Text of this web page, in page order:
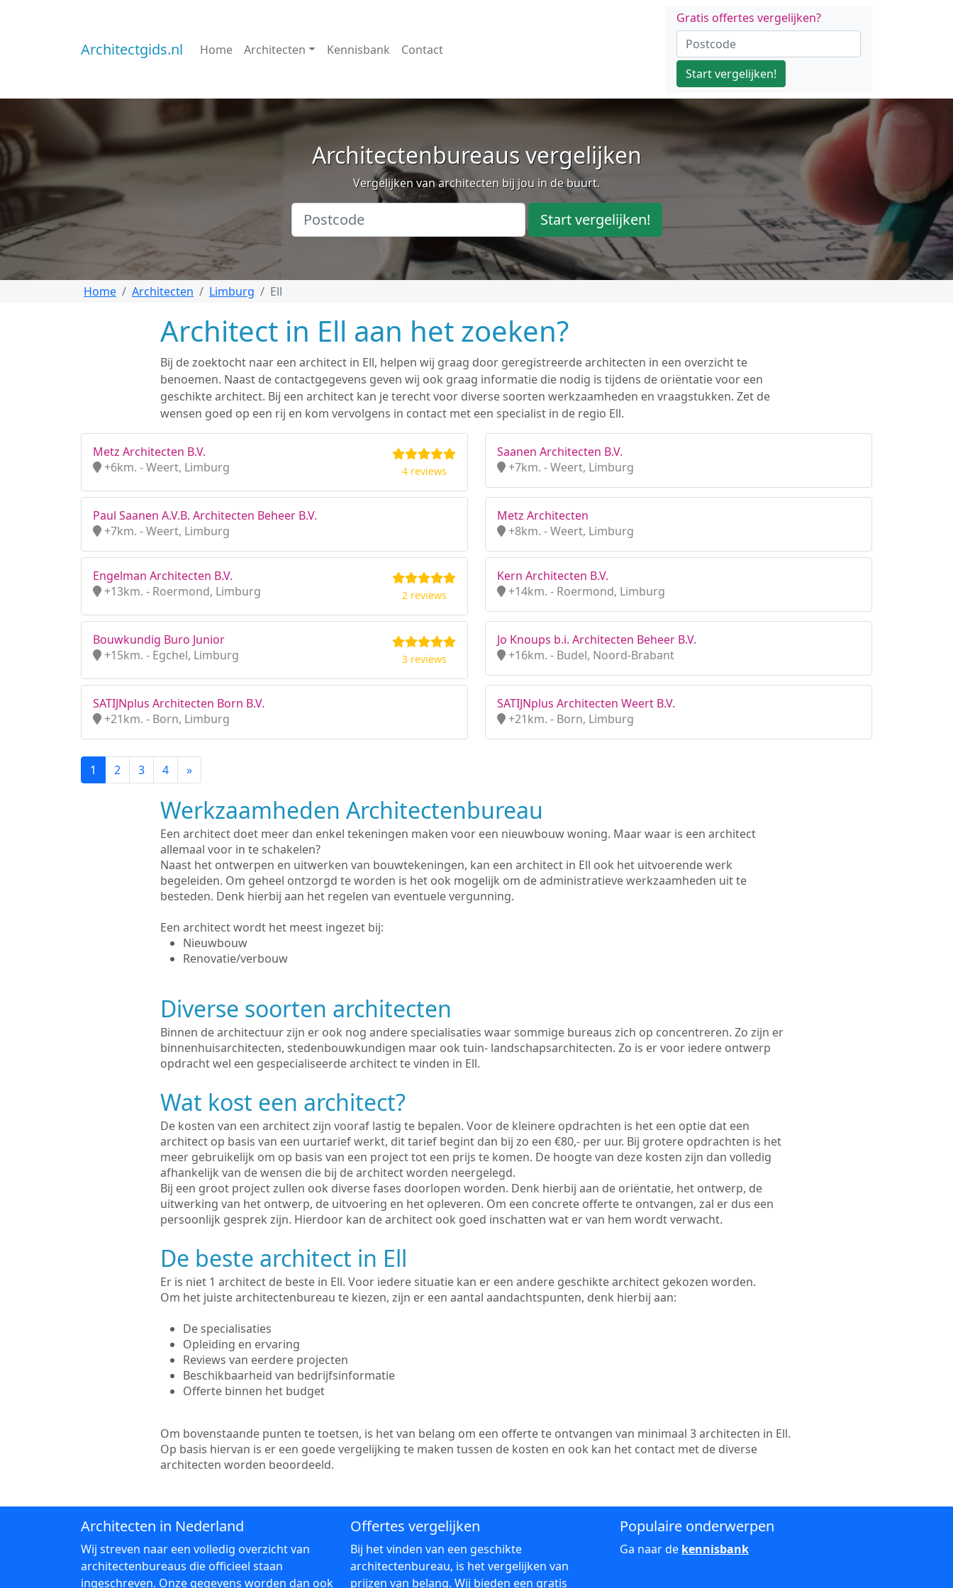
Architectgids.nl Home Architecten Kennisbank Contact
Gratis offertes vergelijken?
Start vergelijken!
Architectenbureaus vergelijken
Vergelijken van architecten bij jou in de buurt.
Start vergelijken!
Home Architecten Limburg Ell
Architect in Ell aan het zoeken?
Bij de zoektocht naar een architect in Ell, helpen wij graag door geregistreerde architecten in een overzicht te
benoemen. Naast de contactgegevens geven wij ook graag informatie die nodig is tijdens de oriëntatie voor een
geschikte architect. Bij een architect kan je terecht voor diverse soorten werkzaamheden en vraagstukken. Zet de
wensen goed op een rij en kom vervolgens in contact met een specialist in de regio Ell.
Metz Architecten B.V.
+6km. - Weert, Limburg
4 reviews
Saanen Architecten B.V.
+7km. - Weert, Limburg
Paul Saanen A.V.B. Architecten Beheer B.V.
+7km. - Weert, Limburg
Metz Architecten
+8km. - Weert, Limburg
Engelman Architecten B.V.
+13km. - Roermond, Limburg
2 reviews
Kern Architecten B.V.
+14km. - Roermond, Limburg
Bouwkundig Buro Junior
+15km. - Egchel, Limburg
3 reviews
Jo Knoups b.i. Architecten Beheer B.V.
+16km. - Budel, Noord-Brabant
SATIJNplus Architecten Born B.V.
+21km. - Born, Limburg
SATIJNplus Architecten Weert B.V.
+21km. - Born, Limburg
1 2 3 4 »
Werkzaamheden Architectenbureau
Een architect doet meer dan enkel tekeningen maken voor een nieuwbouw woning. Maar waar is een architect
allemaal voor in te schakelen?
Naast het ontwerpen en uitwerken van bouwtekeningen, kan een architect in Ell ook het uitvoerende werk
begeleiden. Om geheel ontzorgd te worden is het ook mogelijk om de administratieve werkzaamheden uit te
besteden. Denk hierbij aan het regelen van eventuele vergunning.
Een architect wordt het meest ingezet bij:
Nieuwbouw
Renovatie/verbouw
Diverse soorten architecten
Binnen de architectuur zijn er ook nog andere specialisaties waar sommige bureaus zich op concentreren. Zo zijn er
binnenhuisarchitecten, stedenbouwkundigen maar ook tuin- landschapsarchitecten. Zo is er voor iedere ontwerp
opdracht wel een gespecialiseerde architect te vinden in Ell.
Wat kost een architect?
De kosten van een architect zijn vooraf lastig te bepalen. Voor de kleinere opdrachten is het een optie dat een
architect op basis van een uurtarief werkt, dit tarief begint dan bij zo een €80,- per uur. Bij grotere opdrachten is het
meer gebruikelijk om op basis van een project tot een prijs te komen. De hoogte van deze kosten zijn dan volledig
afhankelijk van de wensen die bij de architect worden neergelegd.
Bij een groot project zullen ook diverse fases doorlopen worden. Denk hierbij aan de oriëntatie, het ontwerp, de
uitwerking van het ontwerp, de uitvoering en het opleveren. Om een concrete offerte te ontvangen, zal er dus een
persoonlijk gesprek zijn. Hierdoor kan de architect ook goed inschatten wat er van hem wordt verwacht.
De beste architect in Ell
Er is niet 1 architect de beste in Ell. Voor iedere situatie kan er een andere geschikte architect gekozen worden.
Om het juiste architectenbureau te kiezen, zijn er een aantal aandachtspunten, denk hierbij aan:
De specialisaties
Opleiding en ervaring
Reviews van eerdere projecten
Beschikbaarheid van bedrijfsinformatie
Offerte binnen het budget
Om bovenstaande punten te toetsen, is het van belang om een offerte te ontvangen van minimaal 3 architecten in Ell.
Op basis hiervan is er een goede vergelijking te maken tussen de kosten en ook kan het contact met de diverse
architecten worden beoordeeld.
Architecten in Nederland
Wij streven naar een volledig overzicht van
architectenbureaus die officieel staan
ingeschreven. Onze gegevens worden dan ook
Offertes vergelijken
Bij het vinden van een geschikte
architectenbureau, is het vergelijken van
prijzen van belang. Wij bieden een gratis
Populaire onderwerpen
Ga naar de kennisbank